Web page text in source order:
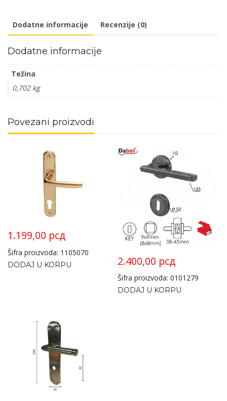
Klj
mesing)
količina
Dodatne informacije Recenzije (0)
Dodatne informacije
Težina
0,702 kg
Povezani proizvodi
1.199,00 рсд
Šifra proizvoda: 1105070
DODAJ U KORPU 2.400,00 рсд
Šifra proizvoda: 0101279
DODAJ U KORPU